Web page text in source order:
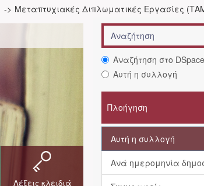
Μεταπτυχιακές Διπλωματικές Εργασίες
Λέξεις κλειδιά
Αναζήτηση στο DSpace
Αυτή η συλλογή
Πλοήγηση
Αυτή η συλλογή
Ανά ημερομηνία